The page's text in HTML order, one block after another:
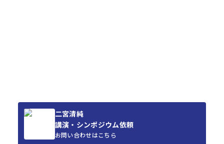
二宮清純
講演・シンポジウム依頼
お問い合わせはこちら